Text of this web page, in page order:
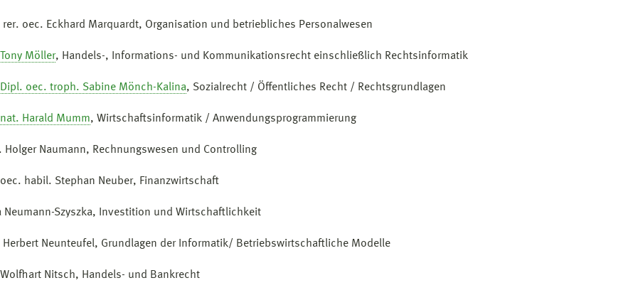
rer. oec. Eckhard Marquardt, Organisation und betriebliches Personalwesen
Möller, Handels-, Informations- und Kommunikationsrecht einschließlich Rechtsinformatik
oec. troph. Sabine Mönch-Kalina, Sozialrecht / Öffentliches Recht / Rechtsgrundlagen
Harald Mumm, Wirtschaftsinformatik / Anwendungsprogrammierung
Holger Naumann, Rechnungswesen und Controlling
habil. Stephan Neuber, Finanzwirtschaft
Neumann-Szyszka, Investition und Wirtschaftlichkeit
Herbert Neunteufel, Grundlagen der Informatik/ Betriebswirtschaftliche Modelle
Nitsch, Handels- und Bankrecht